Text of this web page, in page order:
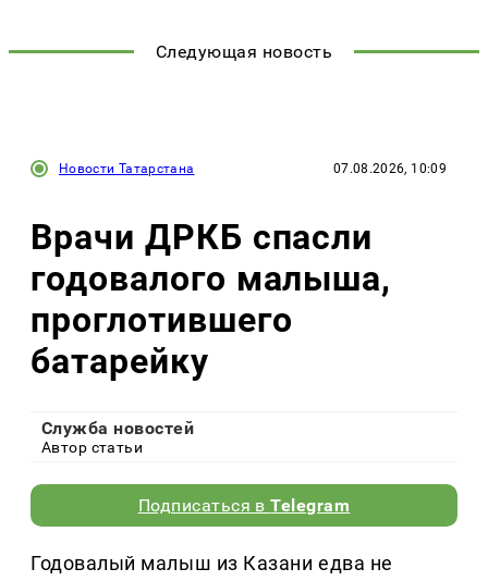
Следующая новость
Новости Татарстана 07.08.2026, 10:09
Врачи ДРКБ спасли
годовалого малыша,
проглотившего
батарейку
Служба новостей
Автор статьи
Подписаться вTelegram
Годовалый малыш из Казани едва не